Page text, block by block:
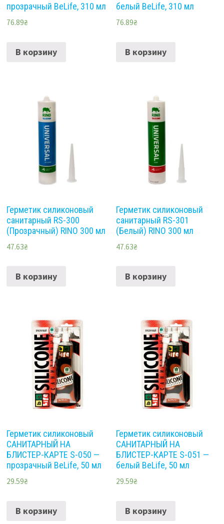
прозрачный BeLife, 310 мл
76.89₴
В корзину
белый BeLife, 310 мл
76.89₴
В корзину
Герметик силиконовый
санитарный RS-300
(Прозрачный) RINO 300 мл
47.63₴
В корзину
Герметик силиконовый
санитарный RS-301
(Белый) RINO 300 мл
47.63₴
В корзину
Герметик силиконовый
САНИТАРНЫЙ НА
БЛИСТЕР-КАРТЕ S-050 —
прозрачный BeLife, 50 мл
29.59₴
В корзину
Герметик силиконовый
САНИТАРНЫЙ НА
БЛИСТЕР-КАРТЕ S-051 —
белый BeLife, 50 мл
29.59₴
В корзину